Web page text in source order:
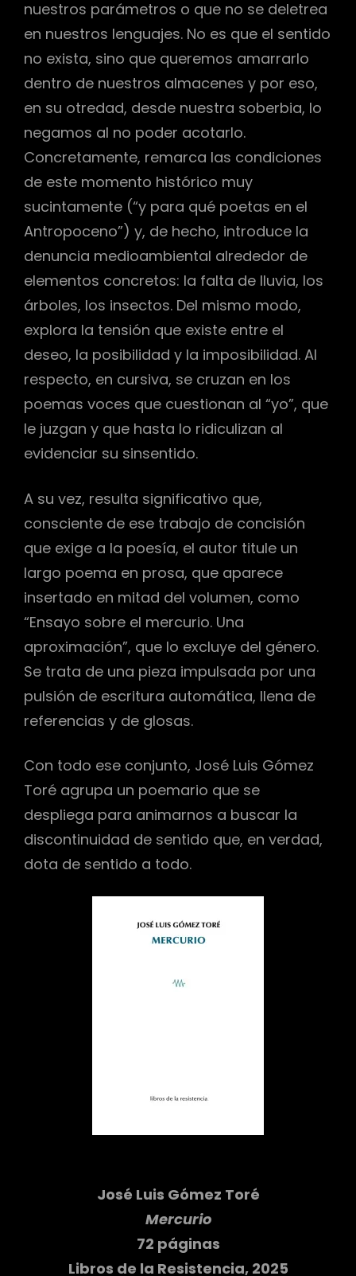
nuestros parámetros o que no se deletrea
en nuestros lenguajes. No es que el sentido
no exista, sino que queremos amarrarlo
dentro de nuestros almacenes y por eso,
en su otredad, desde nuestra soberbia, lo
negamos al no poder acotarlo.
Concretamente, remarca las condiciones
de este momento histórico muy
sucintamente (“y para qué poetas en el
Antropoceno”) y, de hecho, introduce la
denuncia medioambiental alrededor de
elementos concretos: la falta de lluvia, los
árboles, los insectos. Del mismo modo,
explora la tensión que existe entre el
deseo, la posibilidad y la imposibilidad. Al
respecto, en cursiva, se cruzan en los
poemas voces que cuestionan al “yo”, que
le juzgan y que hasta lo ridiculizan al
evidenciar su sinsentido.
A su vez, resulta significativo que,
consciente de ese trabajo de concisión
que exige a la poesía, el autor titule un
largo poema en prosa, que aparece
insertado en mitad del volumen, como
“Ensayo sobre el mercurio. Una
aproximación”, que lo excluye del género.
Se trata de una pieza impulsada por una
pulsión de escritura automática, llena de
referencias y de glosas.
Con todo ese conjunto, José Luis Gómez
Toré agrupa un poemario que se
despliega para animarnos a buscar la
discontinuidad de sentido que, en verdad,
dota de sentido a todo.
José Luis Gómez Toré
Mercurio
72 páginas
Libros de la Resistencia, 2025